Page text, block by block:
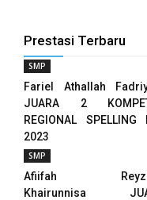
Prestasi Terbaru
SMP
Fariel Athallah
JUARA 2
REGIONAL SPELLING
2023
SMP
Afiifah
Khairunnisa